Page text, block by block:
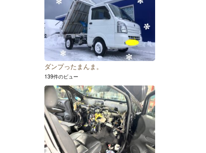
ダンプったまんま。
139件のビュー